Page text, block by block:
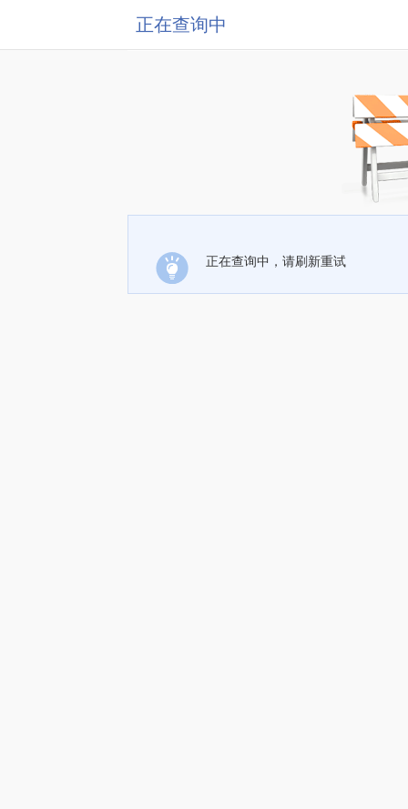
正在查询中
正在查询中，请刷新重试